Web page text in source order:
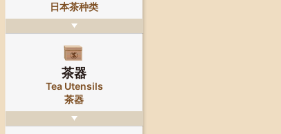
日本茶种类
茶器
Tea Utensils
茶器